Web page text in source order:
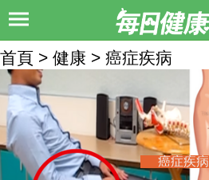
首頁 > 健康 > 癌症疾病
癌症疾病